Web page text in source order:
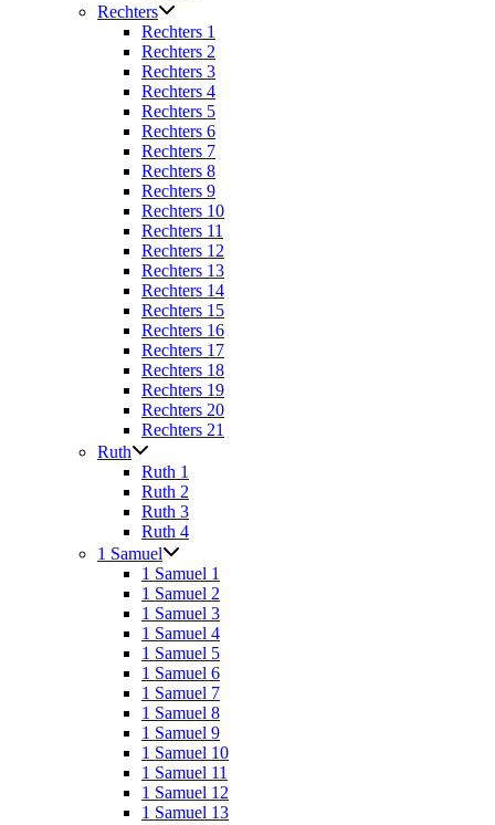
Rechters
Rechters 1
Rechters 2
Rechters 3
Rechters 4
Rechters 5
Rechters 6
Rechters 7
Rechters 8
Rechters 9
Rechters 10
Rechters 11
Rechters 12
Rechters 13
Rechters 14
Rechters 15
Rechters 16
Rechters 17
Rechters 18
Rechters 19
Rechters 20
Rechters 21
Ruth
Ruth 1
Ruth 2
Ruth 3
Ruth 4
1 Samuel
1 Samuel 1
1 Samuel 2
1 Samuel 3
1 Samuel 4
1 Samuel 5
1 Samuel 6
1 Samuel 7
1 Samuel 8
1 Samuel 9
1 Samuel 10
1 Samuel 11
1 Samuel 12
1 Samuel 13